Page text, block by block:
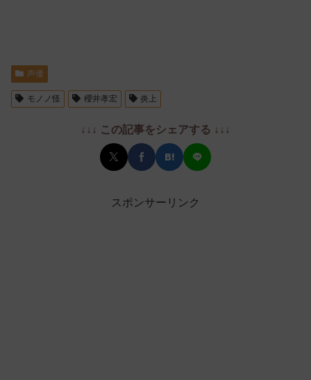
声優
モノノ怪 櫻井孝宏 炎上
↓↓↓ この記事をシェアする ↓↓↓
スポンサーリンク